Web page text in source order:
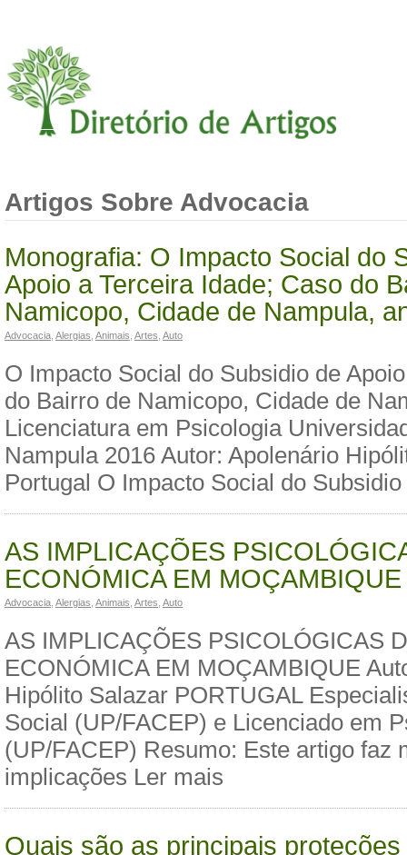
Artigos Sobre Advocacia
Monografia: O Impacto Social do
Apoio a Terceira Idade; Caso do
Namicopo, Cidade de Nampula,
Advocacia Alergias Animais Artes Auto
O Impacto Social do Subsidio de
do Bairro de Namicopo, Cidade de
Licenciatura em Psicologia
Nampula 2016 Autor: Apolenário
Portugal O Impacto Social do
AS IMPLICAÇÕES
ECONÓMICA EM MOÇAMBIQUE
Advocacia Alergias Animais Artes Auto
AS IMPLICAÇÕES PSICOLÓGICAS
ECONÓMICA EM MOÇAMBIQUE
Hipólito Salazar PORTUGAL
Social (UP/FACEP) e Licenciado em
(UP/FACEP) Resumo: Este artigo faz
implicações Ler mais
Quais são as principais